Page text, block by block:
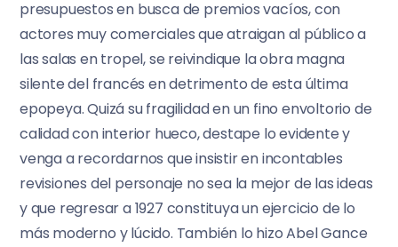
presupuestos en busca de premios vacíos, con
actores muy comerciales que atraigan al público a
las salas en tropel, se reivindique la obra magna
silente del francés en detrimento de esta última
epopeya. Quizá su fragilidad en un fino envoltorio de
calidad con interior hueco, destape lo evidente y
venga a recordarnos que insistir en incontables
revisiones del personaje no sea la mejor de las ideas
y que regresar a 1927 constituya un ejercicio de lo
más moderno y lúcido. También lo hizo Abel Gance